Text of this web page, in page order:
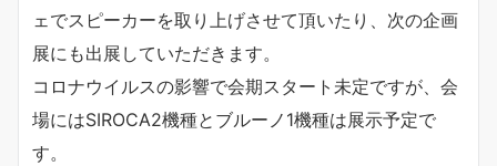
ェでスピーカーを取り上げさせて頂いたり、次の企画
展にも出展していただきます。
コロナウイルスの影響で会期スタート未定ですが、会
場にはSIROCA2機種とブルーノ1機種は展示予定で
す。